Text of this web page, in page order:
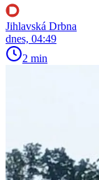
Jihlavská Drbna
dnes, 04:49
2 min